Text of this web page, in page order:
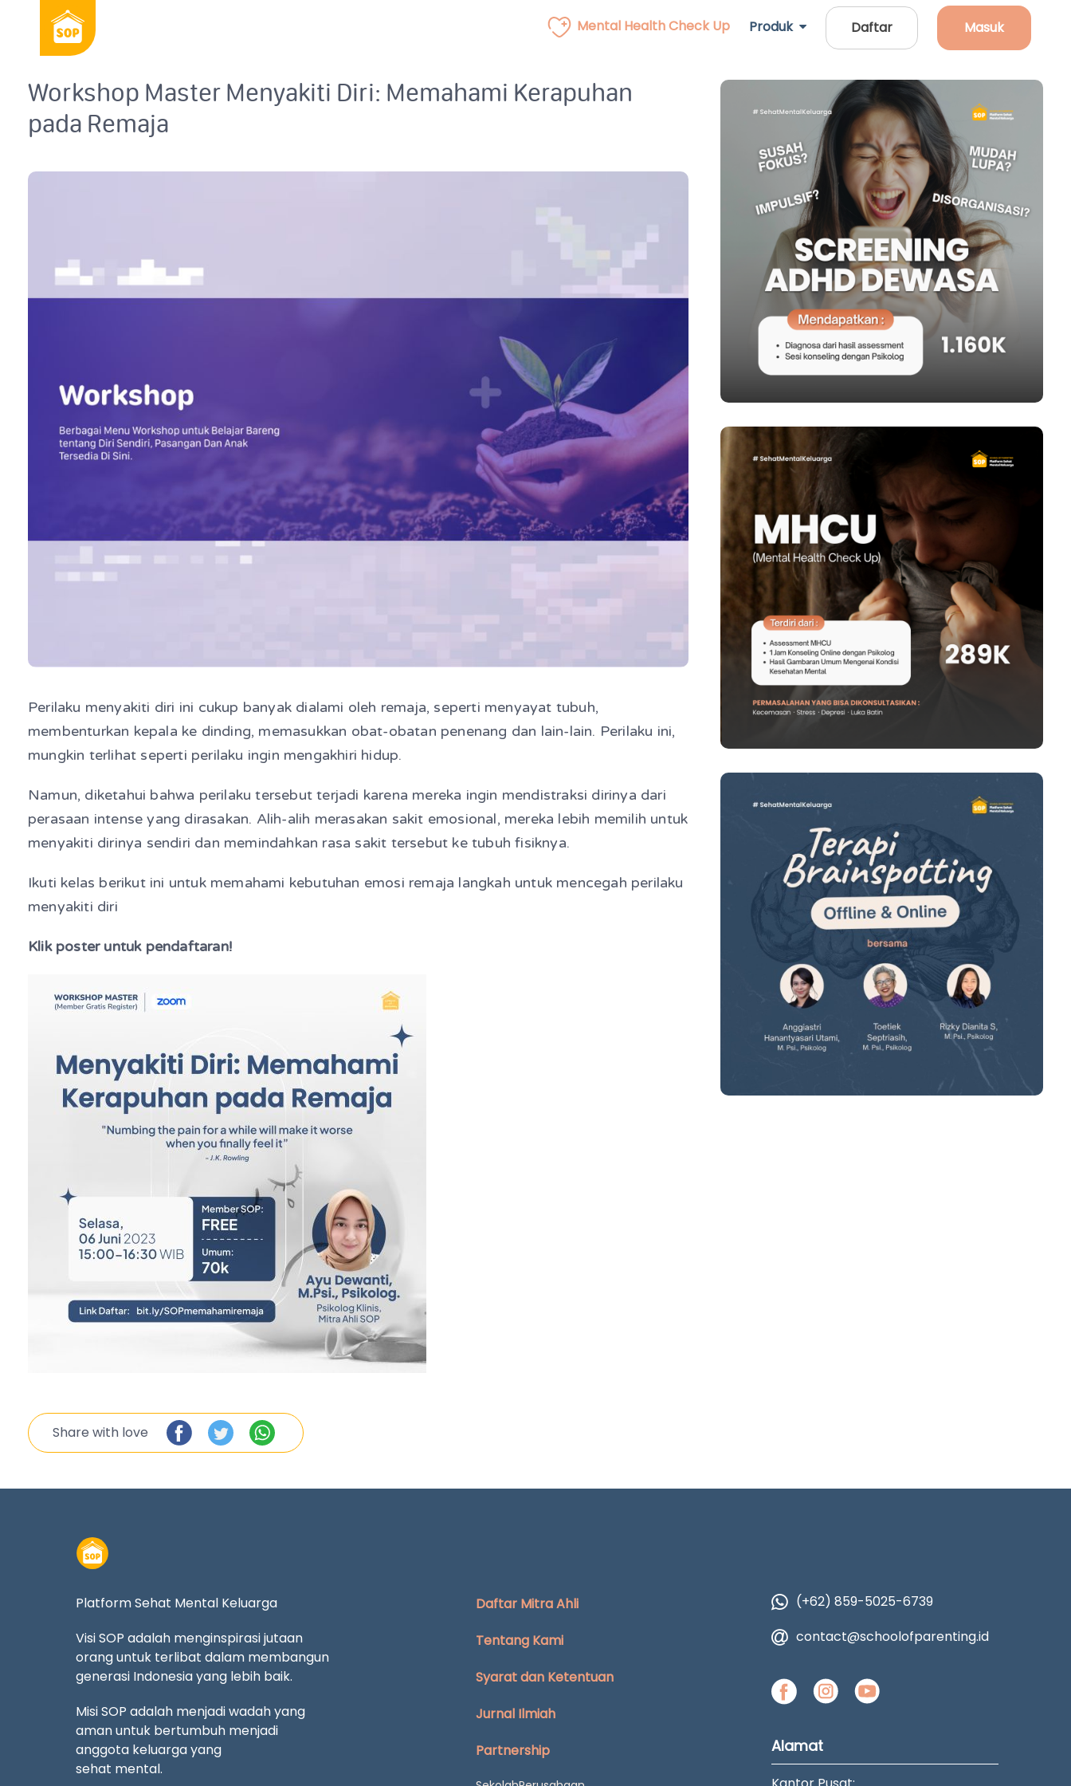
Mental Health Check Up Produk Daftar Masuk
Workshop Master Menyakiti Diri: Memahami Kerapuhan
pada Remaja
Perilaku menyakiti diri ini cukup banyak dialami oleh remaja, seperti menyayat tubuh,
membenturkan kepala ke dinding, memasukkan obat-obatan penenang dan lain-lain. Perilaku ini,
mungkin terlihat seperti perilaku ingin mengakhiri hidup.
Namun, diketahui bahwa perilaku tersebut terjadi karena mereka ingin mendistraksi dirinya dari
perasaan intense yang dirasakan. Alih-alih merasakan sakit emosional, mereka lebih memilih untuk
menyakiti dirinya sendiri dan memindahkan rasa sakit tersebut ke tubuh fisiknya.
Ikuti kelas berikut ini untuk memahami kebutuhan emosi remaja langkah untuk mencegah perilaku
menyakiti diri
Klik poster untuk pendaftaran!
Share with love
Platform Sehat Mental Keluarga
Visi SOP adalah menginspirasi jutaan
orang untuk terlibat dalam membangun
generasi Indonesia yang lebih baik.
Misi SOP adalah menjadi wadah yang
aman untuk bertumbuh menjadi
anggota keluarga yang
sehat mental.
Daftar Mitra Ahli
Tentang Kami
Syarat dan Ketentuan
Jurnal Ilmiah
Partnership
(+62) 859-5025-6739
contact@schoolofparenting.id
Alamat